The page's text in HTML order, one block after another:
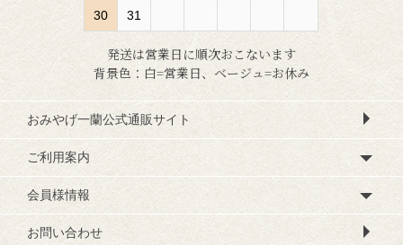
30 31
発送は営業日に順次おこないます
背景色：白=営業日、ベージュ=お休み
おみやげ一蘭公式通販サイト
ご利用案内
会員様情報
お問い合わせ